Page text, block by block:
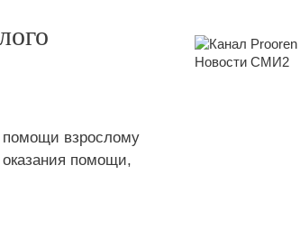
помощи взрослому
помощи,
Новости СМИ2